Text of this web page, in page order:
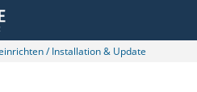
/ Installation & Update